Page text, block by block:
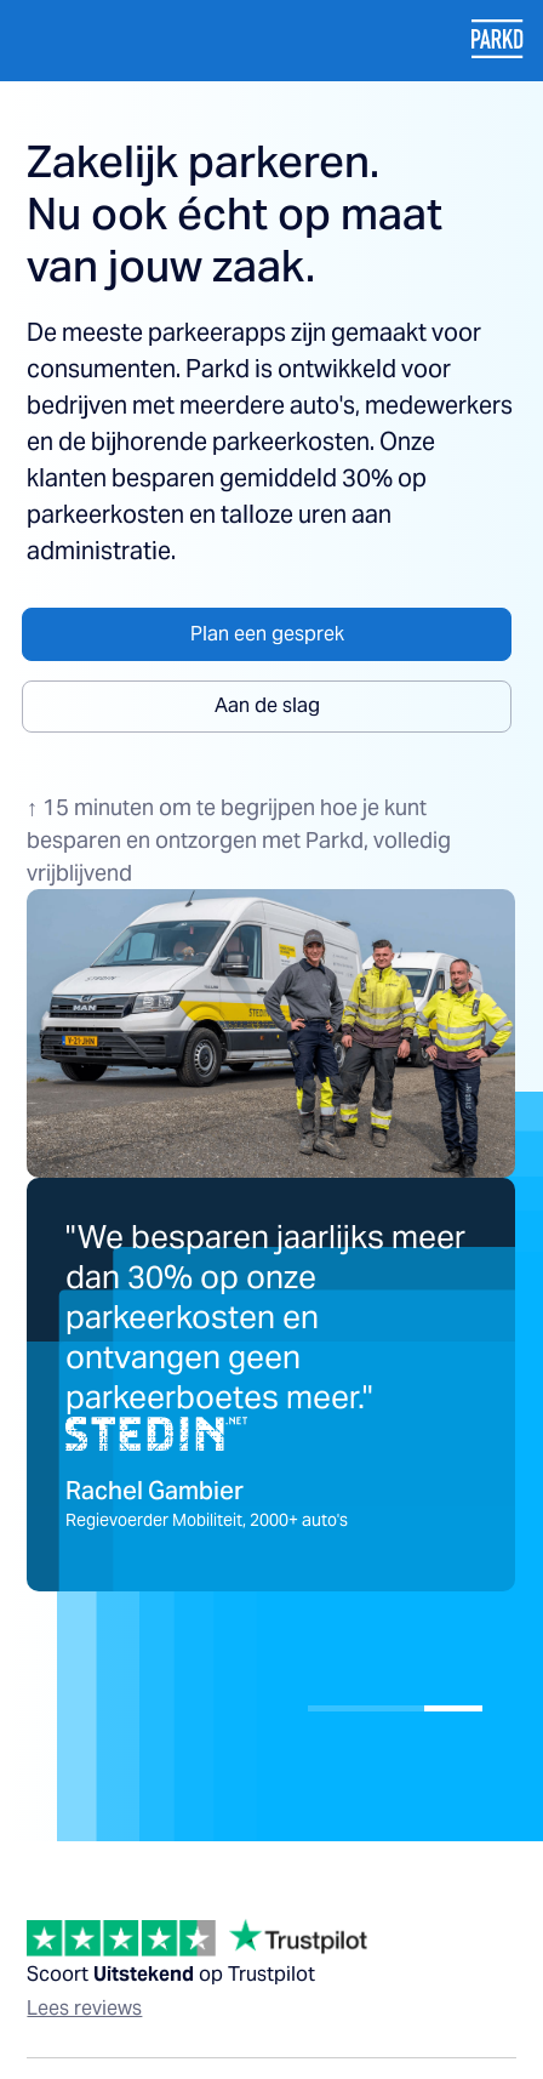
Zakelijk parkeren.
Nu ook écht op maat
van jouw zaak.
De meeste parkeerapps zijn gemaakt voor
consumenten. Parkd is ontwikkeld voor
bedrijven met meerdere auto's, medewerkers
en de bijhorende parkeerkosten. Onze
klanten besparen gemiddeld 30% op
parkeerkosten en talloze uren aan
administratie.
Plan een gesprek
Aan de slag
↑ 15 minuten om te begrijpen hoe je kunt
besparen en ontzorgen met Parkd, volledig
vrijblijvend
"We besparen jaarlijks meer
dan 30% op onze
parkeerkosten en
ontvangen geen
parkeerboetes meer."
Rachel Gambier
Regievoerder Mobiliteit, 2000+ auto's
Scoort Uitstekend op Trustpilot
Lees reviews